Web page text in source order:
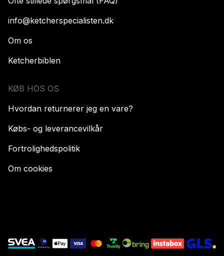
info@ketcherspecialisten.dk
Om os
Ketcherbiblen
KØB HOS OS
Hvordan returnerer jeg en vare?
Købs- og leverancevilkår
Fortrolighedspolitik
Om cookies